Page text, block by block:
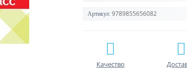
Артикул: 9789855656082
Качество